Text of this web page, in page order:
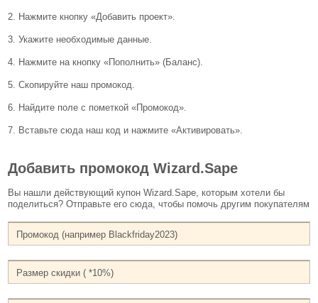
2. Нажмите кнопку «Добавить проект».
3. Укажите необходимые данные.
4. Нажмите на кнопку «Пополнить» (Баланс).
5. Скопируйте наш промокод.
6. Найдите поле с пометкой «Промокод».
7. Вставьте сюда наш код и нажмите «Активировать».
Добавить промокод Wizard.Sape
Вы нашли действующий купон Wizard.Sape, которым хотели бы
поделиться? Отправьте его сюда, чтобы помочь другим покупателям